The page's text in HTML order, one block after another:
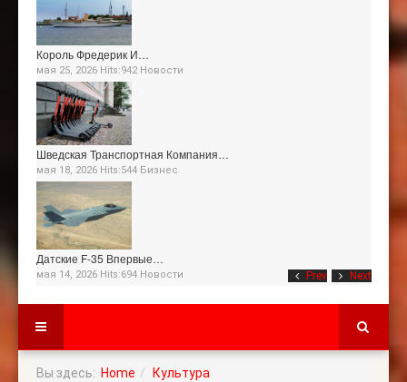
Prev Next
Король Фредерик И…
мая 25, 2026 Hits:942 Новости
Шведская Транспортная Компания…
мая 18, 2026 Hits:544 Бизнес
Датские F-35 Впервые…
мая 14, 2026 Hits:694 Новости
Вы здесь: Home
Культура